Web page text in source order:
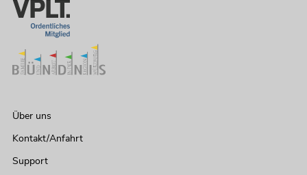
Über uns
Kontakt/Anfahrt
Support